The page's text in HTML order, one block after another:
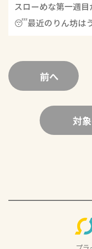
スローめな第一週
😴最近のりん坊は
前へ
対